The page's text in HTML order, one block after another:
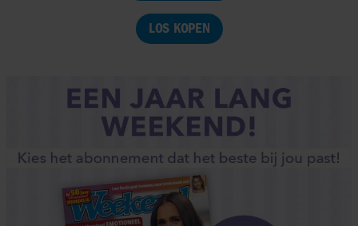
LOS KOPEN